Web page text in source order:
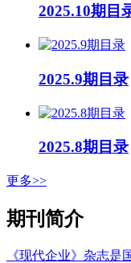
2025.10期目
2025.9期目录
2025.8期目录
更多>>
期刊简介
《现代企业》杂志